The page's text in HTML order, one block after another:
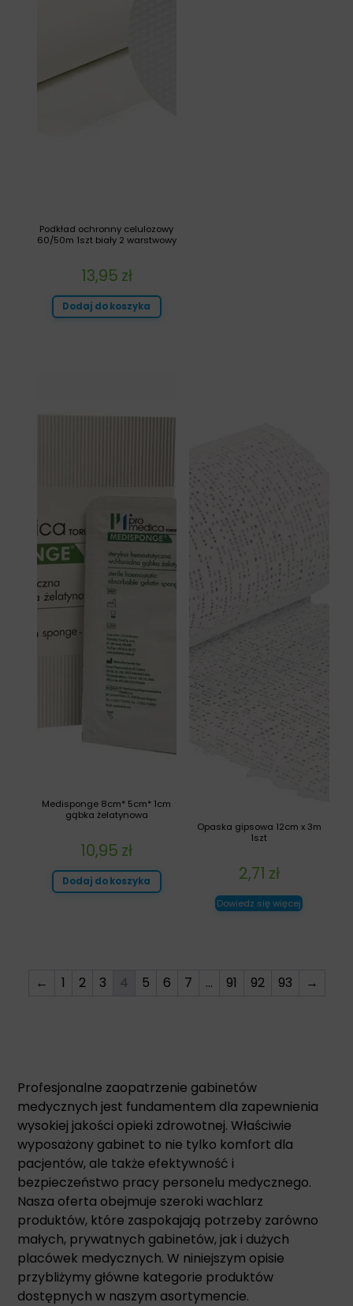
Podkład ochronny celulozowy
60/50m 1szt biały 2 warstwowy
13,95 zł
Dodaj do koszyka
Opaska gipsowa 12cm x 3m
1szt
2,71 zł
Dowiedz się więcej
Medisponge 8cm* 5cm* 1cm
gąbka żelatynowa
10,95 zł
Dodaj do koszyka
← 1 2 3 4 5 6 7 … 91 92 93 →
Profesjonalne zaopatrzenie gabinetów
medycznych jest fundamentem dla zapewnienia
wysokiej jakości opieki zdrowotnej. Właściwie
wyposażony gabinet to nie tylko komfort dla
pacjentów, ale także efektywność i
bezpieczeństwo pracy personelu medycznego.
Nasza oferta obejmuje szeroki wachlarz
produktów, które zaspokajają potrzeby zarówno
małych, prywatnych gabinetów, jak i dużych
placówek medycznych. W niniejszym opisie
przybliżymy główne kategorie produktów
dostępnych w naszym asortymencie.